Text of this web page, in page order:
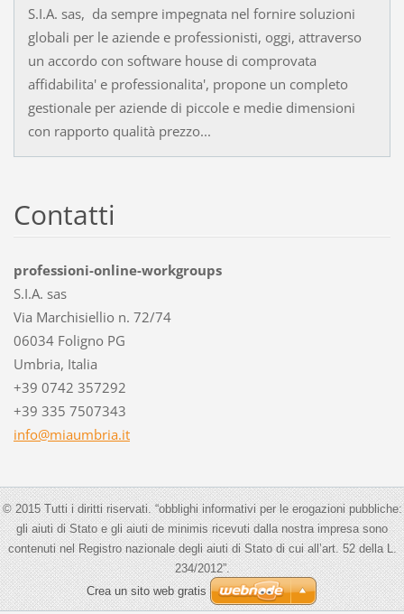
S.I.A. sas, da sempre impegnata nel fornire soluzioni
globali per le aziende e professionisti, oggi, attraverso
un accordo con software house di comprovata
affidabilita' e professionalita', propone un completo
gestionale per aziende di piccole e medie dimensioni
con rapporto qualità prezzo...
Contatti
professioni-online-workgroups
S.I.A. sas
Via Marchisiellio n. 72/74
06034 Foligno PG
Umbria, Italia
+39 0742 357292
+39 335 7507343
info@miaumbria.it
© 2015 Tutti i diritti riservati. “obblighi informativi per le erogazioni pubbliche:
gli aiuti di Stato e gli aiuti de minimis ricevuti dalla nostra impresa sono
contenuti nel Registro nazionale degli aiuti di Stato di cui all’art. 52 della L.
234/2012”.
Crea un sito web gratis